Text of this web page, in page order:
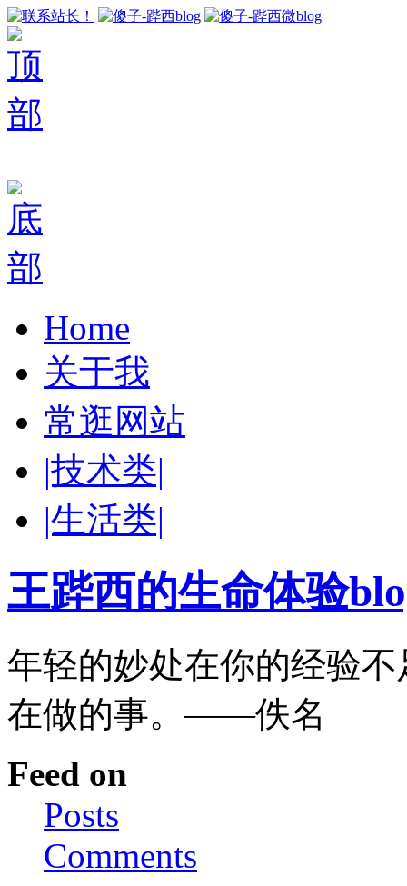
Home
关于我
常逛网站
|技术类|
|生活类|
王跸西的生命体验
年轻的妙处在你的经验
在做的事。——佚名
Feed on
Posts
Comments